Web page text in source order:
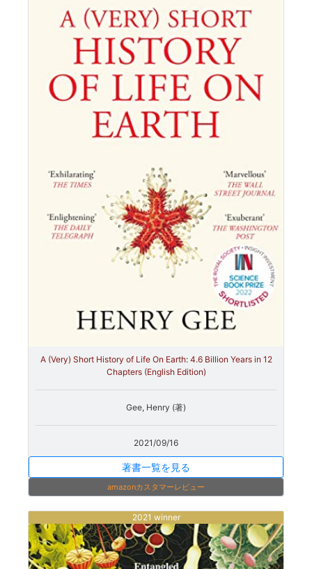
A (Very) Short History of Life On Earth: 4.6 Billion Years in 12
Chapters (English Edition)
Gee, Henry (著)
2021/09/16
著書一覧を見る
amazonカスタマーレビュー
2021 winner